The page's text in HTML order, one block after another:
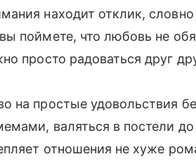
находит отклик,
поймете, что любовь не
просто радоваться друг
на простые удовольствия
валяться в постели до
отношения не хуже